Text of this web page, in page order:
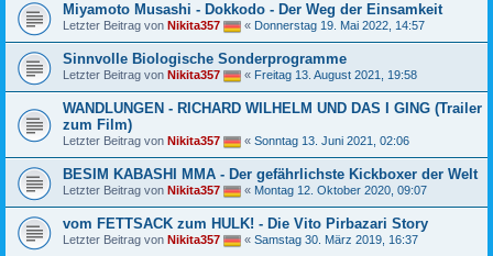
Miyamoto Musashi - Dokkodo - Der Weg der Einsamkeit
Letzter Beitrag von Nikita357 « Donnerstag 19. Mai 2022, 14:57
Sinnvolle Biologische Sonderprogramme
Letzter Beitrag von Nikita357 « Freitag 13. August 2021, 19:58
WANDLUNGEN - RICHARD WILHELM UND DAS I GING (Trailer
zum Film)
Letzter Beitrag von Nikita357 « Sonntag 13. Juni 2021, 02:06
BESIM KABASHI MMA - Der gefährlichste Kickboxer der Welt
Letzter Beitrag von Nikita357 « Montag 12. Oktober 2020, 09:07
vom FETTSACK zum HULK! - Die Vito Pirbazari Story
Letzter Beitrag von Nikita357 « Samstag 30. März 2019, 16:37